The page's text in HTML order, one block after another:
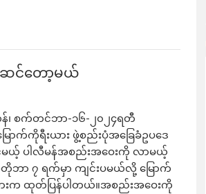
ဆင်တော့မယ်
န်၊ စက်တင်ဘာ-၁၆-၂၀၂၄ရတီ
ြောက်ကိုရီးယား ဖွဲ့စည်းပုံအခြေခံဥပဒေ
မယ့် ပါလီမန်အစည်းအဝေးကို လာမယ့်
ဘာ ၇ ရက်မှာ ကျင်းပမယ်လို့ မြောက်
းက ထုတ်ပြန်ပါတယ်။အစည်းအဝေးကို